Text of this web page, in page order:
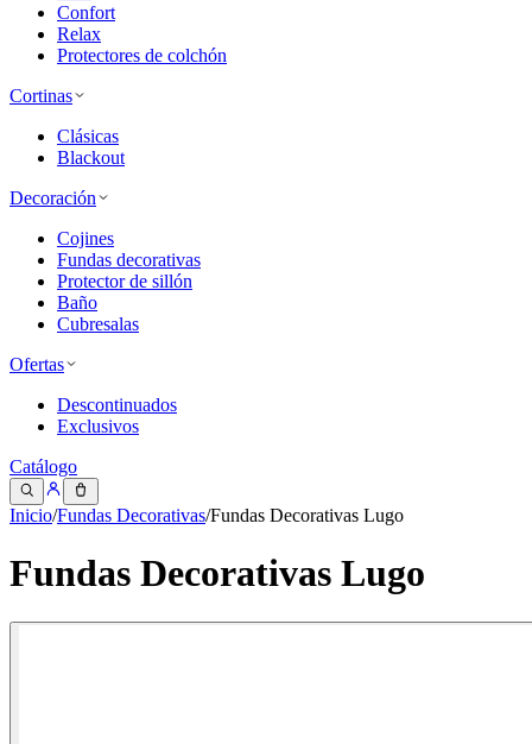
Confort
Relax
Protectores de colchón
Cortinas
Clásicas
Blackout
Decoración
Cojines
Fundas decorativas
Protector de sillón
Baño
Cubresalas
Ofertas
Descontinuados
Exclusivos
Catálogo
Inicio/Fundas Decorativas/Fundas Decorativas Lugo
Fundas Decorativas Lugo